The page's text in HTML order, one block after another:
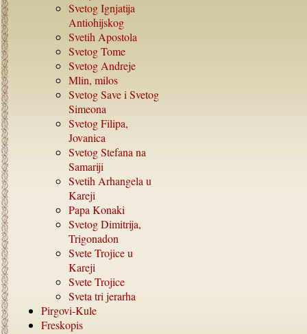
Svetog Ignjatija
Antiohijskog
Svetih Apostola
Svetog Tome
Svetog Andreje
Mlin, milos
Svetog Save i Svetog
Simeona
Svetog Filipa,
Jovanica
Svetog Stefana na
Samariji
Svetih Arhangela u
Kareji
Papa Konaki
Svetog Dimitrija,
Trigonadon
Svete Trojice u
Kareji
Svete Trojice
Sveta tri jerarha
Pirgovi-Kule
Freskopis